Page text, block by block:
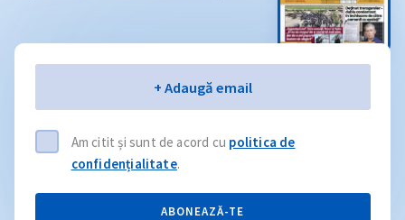
+ Adaugă email
Am citit și sunt de acord cu politica de
confidențialitate.
ABONEAZĂ-TE